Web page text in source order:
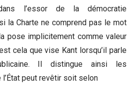
l’essor de la démocratie
la Charte ne comprend pas le mot
pose implicitement comme valeur
cela que vise Kant lorsqu’il parle
Il distingue ainsi les
peut revêtir soit selon